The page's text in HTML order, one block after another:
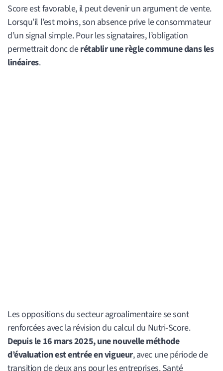
Score est favorable, il peut devenir un argument de vente.
Lorsqu’il l’est moins, son absence prive le consommateur
d’un signal simple. Pour les signataires, l’obligation
permettrait donc derétablir une règle commune dans les
linéaires.
Les oppositions du secteur agroalimentaire se sont
renforcées avec la révision du calcul du Nutri-Score.
Depuis le 16 mars 2025, une nouvelle méthode
d’évaluation est entrée en vigueur, avec une période de
transition de deux ans pour les entreprises. Santé